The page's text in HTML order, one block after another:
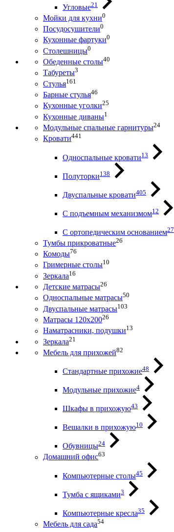
Угловые21
Мойки для кухни0
Посудосушители0
Кухонные фартуки0
Столешницы0
Обеденные столы40
Табуреты3
Стулья161
Барные стулья46
Кухонные уголки25
Кухонные диваны1
Модульные спальные гарнитуры24
Кровати441
Односпальные кровати13
Полуторки138
Двуспальные кровати405
С подъемным механизмом12
С ортопедическим основанием27
Тумбы прикроватные26
Комоды76
Гримерные столы10
Зеркала16
Детские матрасы26
Односпальные матрасы50
Двуспальные матрасы103
Матрасы 120х20026
Наматрасники, подушки13
Зеркала21
Мебель для прихожей82
Стандартные прихожие48
Модульные прихожие4
Шкафы в прихожую43
Вешалки в прихожую10
Обувницы24
Домашний офис63
Компьютерные столы45
Тумба с ящиками3
Компьютерные кресла35
Мебель для сада54